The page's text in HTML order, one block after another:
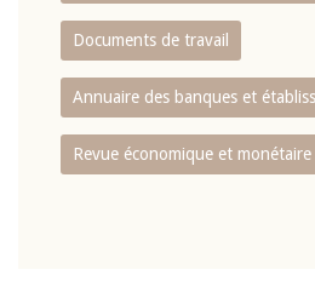
Documents de travail
Annuaire des banques et
Revue économique et monétaire